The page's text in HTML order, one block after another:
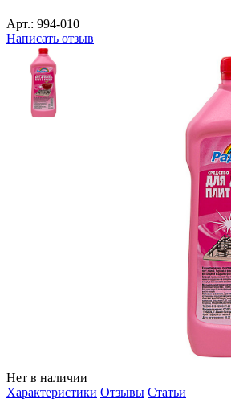
Арт.: 994-010
Написать отзыв
Нет в наличии
Характеристики Отзывы Статьи